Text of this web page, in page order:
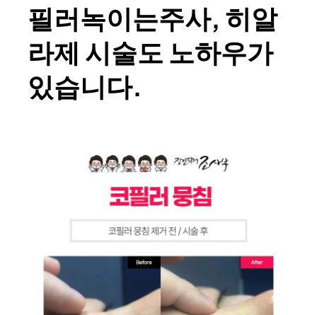
필러녹이는주사, 히알
라제 시술도 노하우가
있습니다.